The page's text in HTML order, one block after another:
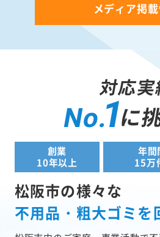
メディア掲
対応
No.1に
創業
10年以上
年間
15万
松阪市の様々な
不用品・粗大ゴミを